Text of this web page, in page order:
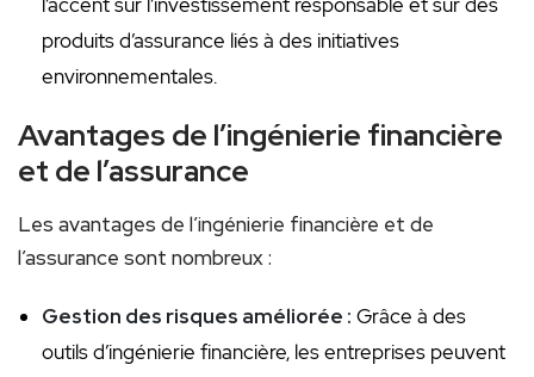
produits ‍d’assurance liés à ‍des initiatives ​
environnementales.
Avantages de l’ingénierie financière
⁢et de l’assurance
Les avantages de ‍l’ingénierie financière et de‌
l’assurance sont nombreux :
Gestion des ⁣risques⁣ améliorée : ⁣Grâce à⁤ des
outils d’ingénierie⁣ financière, les entreprises peuvent